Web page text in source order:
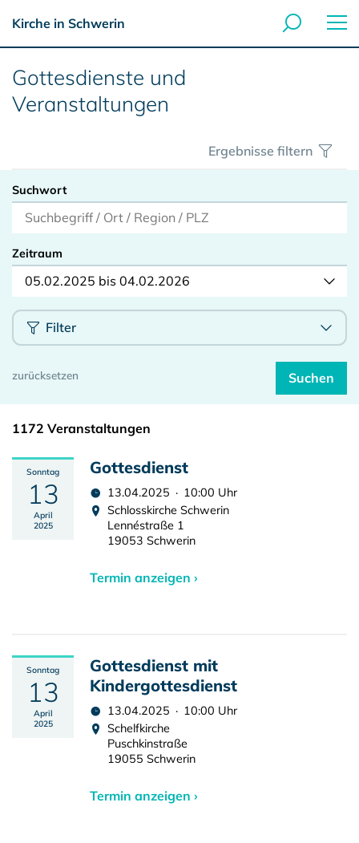
Kirche in Schwerin
Gottesdienste und
Veranstaltungen
Ergebnisse filtern
Suchwort
Zeitraum
05.02.2025 bis 04.02.2026
Filter
1172 Veranstaltungen
Sonntag
13
April
2025
Gottesdienst
13.04.2025 · 10:00 Uhr
Schlosskirche Schwerin
Lennéstraße 1
19053 Schwerin
Termin anzeigen ›
Sonntag
13
April
2025
Gottesdienst mit
Kindergottesdienst
13.04.2025 · 10:00 Uhr
Schelfkirche
Puschkinstraße
19055 Schwerin
Termin anzeigen ›